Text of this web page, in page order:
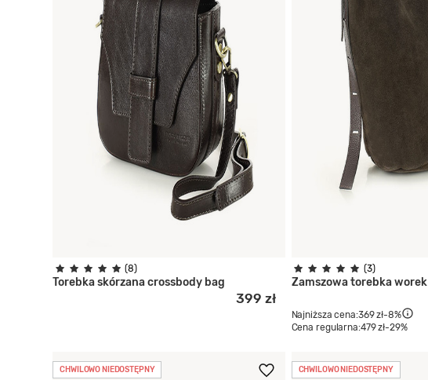
(8)
Torebka skórzana crossbody bag
399 zł
(3)
Zamszowa torebka worek
Najniższa cena:369 zł-8%
Cena regularna:479 zł-29%
CHWILOWO NIEDOSTĘPNY CHWILOWO NIEDOSTĘPNY